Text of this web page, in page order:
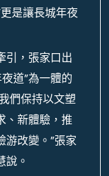
是讓長城年夜
引，張家口出
道”為一體的
們保持以文塑
、新體驗，推
游改變。”張家
說。